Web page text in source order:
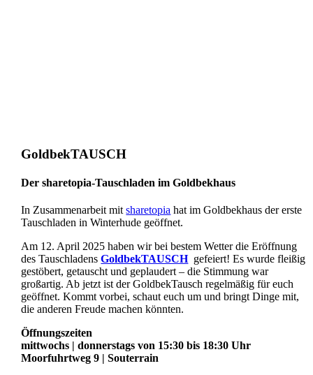
GoldbekTAUSCH
Der sharetopia-Tauschladen im Goldbekhaus
In Zusammenarbeit mitsharetopia hat im Goldbekhaus der erste
Tauschladen in Winterhude geöffnet.
Am 12. April 2025 haben wir bei bestem Wetter die Eröffnung
des TauschladensGoldbekTAUSCHgefeiert! Es wurde fleißig
gestöbert, getauscht und geplaudert – die Stimmung war
großartig. Ab jetzt ist der GoldbekTausch regelmäßig für euch
geöffnet. Kommt vorbei, schaut euch um und bringt Dinge mit,
die anderen Freude machen könnten.
Öffnungszeiten
mittwochs | donnerstags von 15:30 bis 18:30 Uhr
Moorfuhrtweg 9 | Souterrain